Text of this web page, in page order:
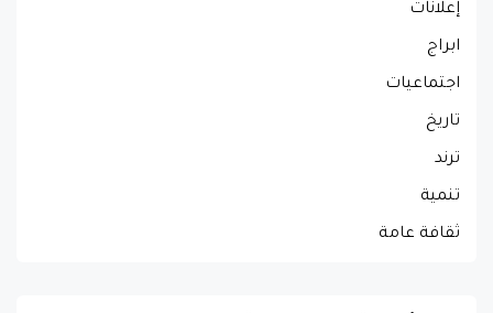
إعلانات
ابراج
اجتماعيات
تاريخ
ترند
تنمية
ثقافة عامة